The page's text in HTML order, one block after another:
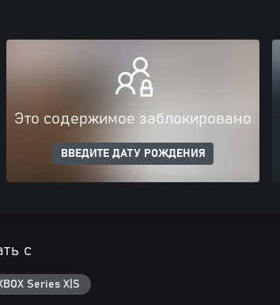
Это содержимое заблокировано
ВВЕДИТЕ ДАТУ РОЖДЕНИЯ
с
Series X|S